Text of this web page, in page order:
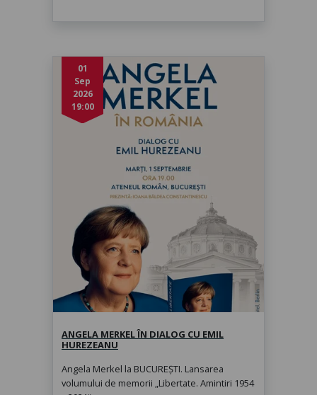
Angela Merkel în dialog cu Emil
Hurezeanu
marți, 1 sept. 2026, 19:00
01
Sep
2026
19:00
ANGELA MERKEL ÎN DIALOG CU EMIL
HUREZEANU
Angela Merkel la BUCUREȘTI. Lansarea
volumului de memorii „Libertate. Amintiri 1954